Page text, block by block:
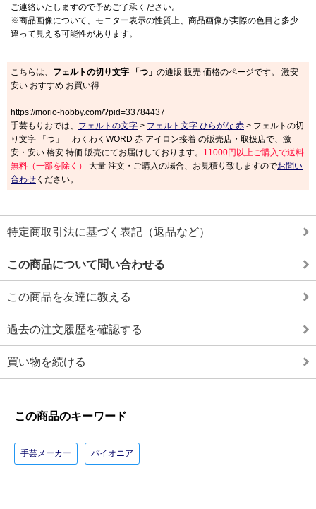
ご連絡いたしますので予めご了承ください。
※商品画像について、モニター表示の性質上、商品画像が実際の色目と多少
違って見える可能性があります。
こちらは、 フェルトの切り文字 「つ」 の通販 販売 価格のページです。 激安
安い おすすめ お買い得
https://morio-hobby.com/?pid=33784437
手芸もりおでは、 フェルトの文字 > フェルト文字 ひらがな 赤 > フェルトの切
り文字 「つ」 わくわくWORD 赤 アイロン接着 の販売店・取扱店で、激
安・安い 格安 特価 販売にてお届けしております。 11000円以上ご購入で送料
無料（一部を除く）
大量 注文・ご購入の場合、お見積り致しますのでお問い
合わせ ください。
特定商取引法に基づく表記（返品など）
この商品について問い合わせる
この商品を友達に教える
過去の注文履歴を確認する
買い物を続ける
この商品のキーワード
手芸メーカー パイオニア